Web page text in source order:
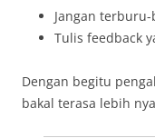
Jangan
Tulis feedback
Dengan begitu
bakal terasa lebih